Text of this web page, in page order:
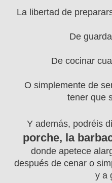
La libertad de
De
De cocinar
O simplemente de
tener que
Y además, podréis
porche, la
donde apetece
después de cenar o
y a